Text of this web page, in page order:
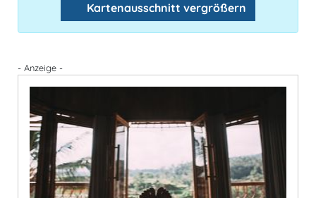
Kartenausschnitt vergrößern
- Anzeige -